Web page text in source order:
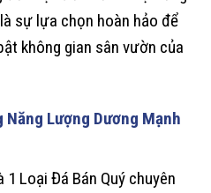
sự lựa chọn hoàn hảo để
không gian sân vườn của
Năng Lượng Dương Mạnh
1 Loại Đá Bán Quý chuyên